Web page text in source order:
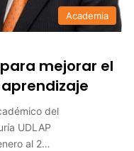
Academia
mejorar el
del
UDLAP
al 2…